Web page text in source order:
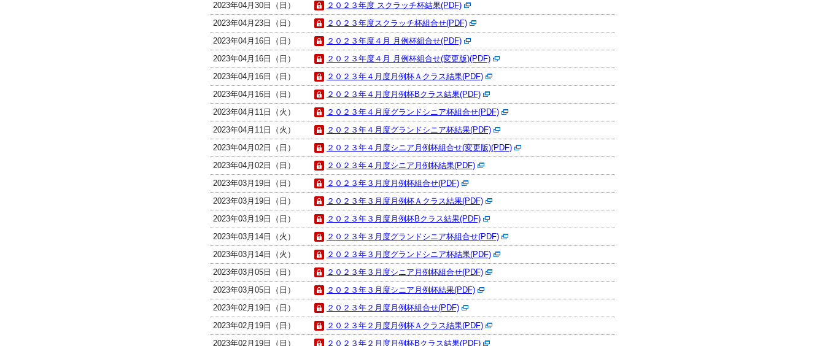
2023年04月30日（日）
２０２３年度 スクラッチ杯結果(PDF)
2023年04月23日（日）
２０２３年度スクラッチ杯組合せ(PDF)
2023年04月16日（日）
２０２３年度４月 月例杯組合せ(PDF)
2023年04月16日（日）
２０２３年度４月 月例杯組合せ(変更版)(PDF)
2023年04月16日（日）
２０２３年４月度月例杯Ａクラス結果(PDF)
2023年04月16日（日）
２０２３年４月度月例杯Bクラス結果(PDF)
2023年04月11日（火）
２０２３年４月度グランドシニア杯組合せ(PDF)
2023年04月11日（火）
２０２３年４月度グランドシニア杯結果(PDF)
2023年04月02日（日）
２０２３年４月度シニア月例杯組合せ(変更版)(PDF)
2023年04月02日（日）
２０２３年４月度シニア月例杯結果(PDF)
2023年03月19日（日）
２０２３年３月度月例杯組合せ(PDF)
2023年03月19日（日）
２０２３年３月度月例杯Ａクラス結果(PDF)
2023年03月19日（日）
２０２３年３月度月例杯Bクラス結果(PDF)
2023年03月14日（火）
２０２３年３月度グランドシニア杯組合せ(PDF)
2023年03月14日（火）
２０２３年３月度グランドシニア杯結果(PDF)
2023年03月05日（日）
２０２３年３月度シニア月例杯組合せ(PDF)
2023年03月05日（日）
２０２３年３月度シニア月例杯結果(PDF)
2023年02月19日（日）
２０２３年２月度月例杯組合せ(PDF)
2023年02月19日（日）
２０２３年２月度月例杯Ａクラス結果(PDF)
2023年02月19日（日）
２０２３年２月度月例杯Bクラス結果(PDF)